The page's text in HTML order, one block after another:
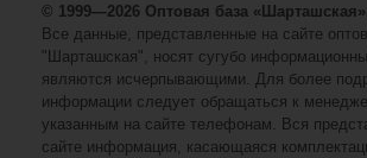
© 1999—2026 Оптовая база
Все данные, представленные на сайте
"Шарташская", носят сугубо
являются исчерпывающими. Для более
информации следует обращаться к
указанным на сайте телефонам. Вся
сайте информация, касающаяся